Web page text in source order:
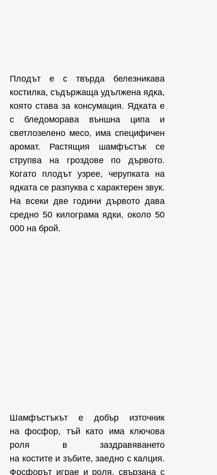
Плодът е с твърда белезникава
костилка, съдържаща удължена ядка,
която става за консумация. Ядката е
с бледоморава външна ципа и
светлозелено месо, има специфичен
аромат. Растящия шамфъстък се
струпва на гроздове по дървото.
Когато плодът узрее, черупката на
ядката се разпуква с характерен звук.
На всеки две години дървото дава
средно 50 килограма ядки, около 50
000 на брой.
Шамфъстъкът е добър източник
на фосфор, тъй като има ключова
роля в заздравяването
на костите и зъбите, заедно с калция.
Фосфорът играе и роля, свързана с